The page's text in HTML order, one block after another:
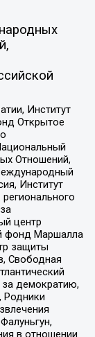
Институт
Открытое
Отношений,
Институт
центр
фонд Маршалла
защиты
Свободная
демократию,
Родники
в отношении